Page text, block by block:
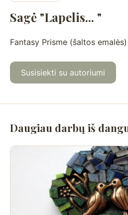
Sagė "Lapelis... "
Fantasy Prisme (šaltos
Susisiekti su autoriumi
Daugiau darbų iš